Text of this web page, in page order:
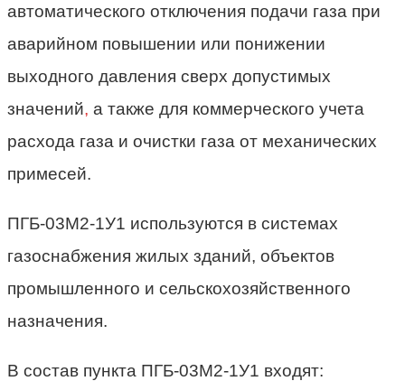
автоматического отключения подачи газа при
аварийном повышении или понижении
выходного давления сверх допустимых
значений, а также для коммерческого учета
расхода газа и очистки газа от механических
примесей.
ПГБ-03М2-1У1 используются в системах
газоснабжения жилых зданий, объектов
промышленного и сельскохозяйственного
назначения.
В состав пункта ПГБ-03М2-1У1 входят: